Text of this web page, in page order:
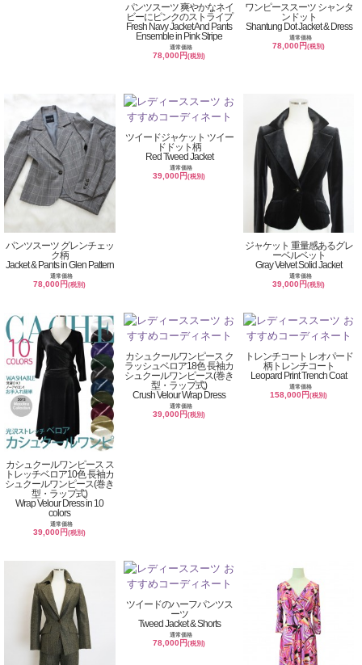
パンツスーツ 爽やかなネイ
ビーにピンクのストライプ
Fresh Navy Jacket And Pants
Ensemble in Pink Stripe
通常価格
78,000円(税別)
ワンピーススーツ シャンタ
ンドット
Shantung Dot Jacket & Dress
通常価格
78,000円(税別)
パンツスーツ グレンチェッ
ク柄
Jacket & Pants in Glen Pattern
通常価格
78,000円(税別)
ツイードジャケット ツイー
ドドット柄
Red Tweed Jacket
通常価格
39,000円(税別)
ジャケット 重量感あるグレ
ーベルベット
Gray Velvet Solid Jacket
通常価格
39,000円(税別)
カシュクールワンピース ス
トレッチベロア10色 長袖カ
シュクールワンピース(巻き
型・ラップ式)
Wrap Velour Dress in 10
colors
通常価格
39,000円(税別)
カシュクールワンピース ク
ラッシュベロア18色 長袖カ
シュクールワンピース(巻き
型・ラップ式)
Crush Velour Wrap Dress
通常価格
39,000円(税別)
トレンチコート レオパード
柄トレンチコート
Leopard Print Trench Coat
通常価格
158,000円(税別)
ツイードのハーフパンツス
ーツ
Tweed Jacket & Shorts
通常価格
78,000円(税別)